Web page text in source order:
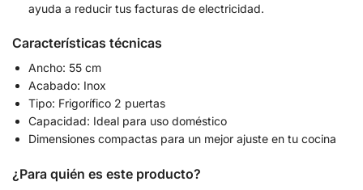
ayuda a reducir tus facturas de electricidad.
Características técnicas
Ancho: 55 cm
Acabado: Inox
Tipo: Frigorífico 2 puertas
Capacidad: Ideal para uso doméstico
Dimensiones compactas para un mejor ajuste en tu cocina
¿Para quién es este producto?